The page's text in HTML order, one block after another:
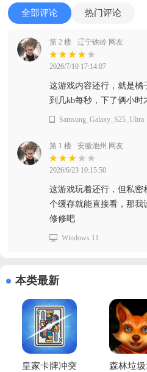
全部评论 热门评论
第 2 楼 辽宁铁岭 网友
2026/7/10 17:14:07
这游戏内容还行，就是橘
到几kb每秒，下了俩小时
Samsung_Galaxy_S25_Ultra
第 1 楼 安徽池州 网友
2026/6/23 10:15:50
这游戏玩着还行，但私
个缓存就能直接看，那我
修修吧
Windows 11
本类最新
皇家卡牌冲突
森林垃